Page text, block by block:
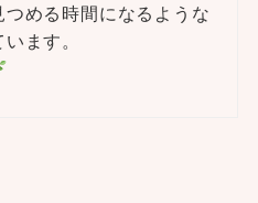
める時間になるような
ます。